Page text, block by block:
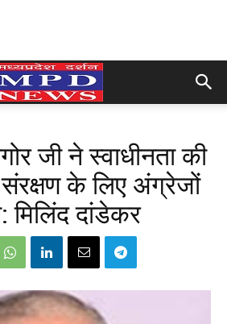
जी ने स्वाधीनता की
के लिए अंग्रेजों
मिलिंद दांडेकर